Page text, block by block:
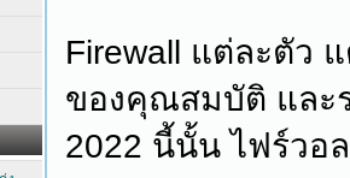
Firewall แต่ละตัว
ของคุณสมบัติ และ
2022 นี้นั้น ไฟร์วอ